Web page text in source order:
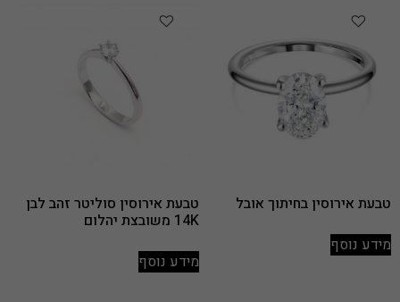
טבעת אירוסין בחיתוך אובל
מידע נוסף
טבעת אירוסין סוליטר זהב לבן
14K משובצת יהלום
מידע נוסף